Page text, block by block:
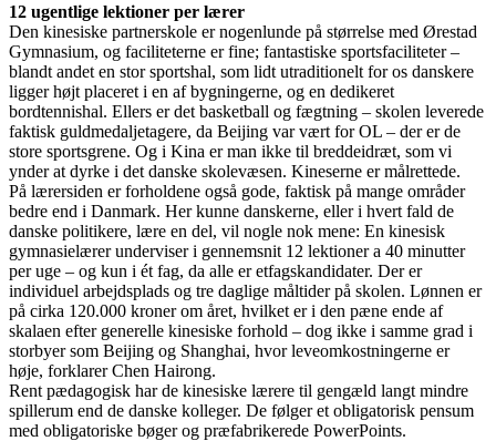
12 ugentlige lektioner per lærer
Den kinesiske partnerskole er nogenlunde på størrelse med Ørestad
Gymnasium, og faciliteterne er fine; fantastiske sportsfaciliteter –
blandt andet en stor sportshal, som lidt utraditionelt for os danskere
ligger højt placeret i en af bygningerne, og en dedikeret
bordtennishal. Ellers er det basketball og fægtning – skolen leverede
faktisk guldmedaljetagere, da Beijing var vært for OL – der er de
store sportsgrene. Og i Kina er man ikke til breddeidræt, som vi
ynder at dyrke i det danske skolevæsen. Kineserne er målrettede.
På lærersiden er forholdene også gode, faktisk på mange områder
bedre end i Danmark. Her kunne danskerne, eller i hvert fald de
danske politikere, lære en del, vil nogle nok mene: En kinesisk
gymnasielærer underviser i gennemsnit 12 lektioner a 40 minutter
per uge – og kun i ét fag, da alle er etfagskandidater. Der er
individuel arbejdsplads og tre daglige måltider på skolen. Lønnen er
på cirka 120.000 kroner om året, hvilket er i den pæne ende af
skalaen efter generelle kinesiske forhold – dog ikke i samme grad i
storbyer som Beijing og Shanghai, hvor leveomkostningerne er
høje, forklarer Chen Hairong.
Rent pædagogisk har de kinesiske lærere til gengæld langt mindre
spillerum end de danske kolleger. De følger et obligatorisk pensum
med obligatoriske bøger og præfabrikerede PowerPoints.